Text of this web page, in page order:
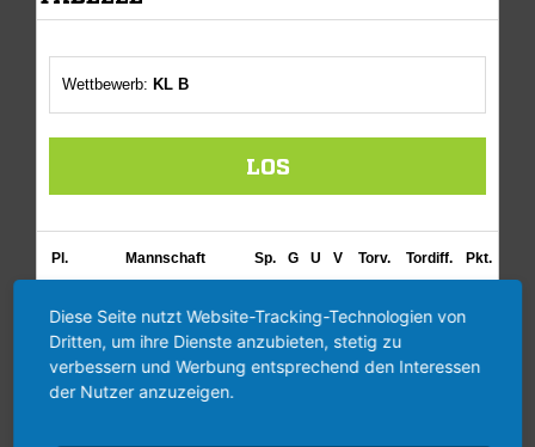
Diese Seite nutzt Website-Tracking-Technologien von
Dritten, um ihre Dienste anzubieten, stetig zu
verbessern und Werbung entsprechend den Interessen
der Nutzer anzuzeigen.